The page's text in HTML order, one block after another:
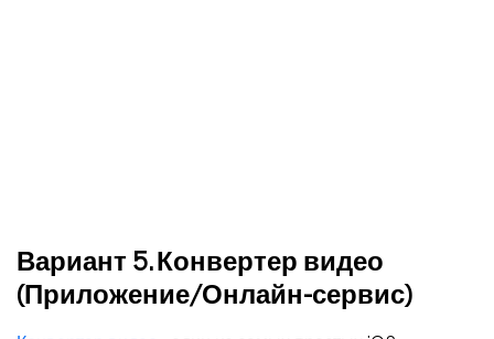
Вариант 5. Конвертер видео
(Приложение/Онлайн-сервис)